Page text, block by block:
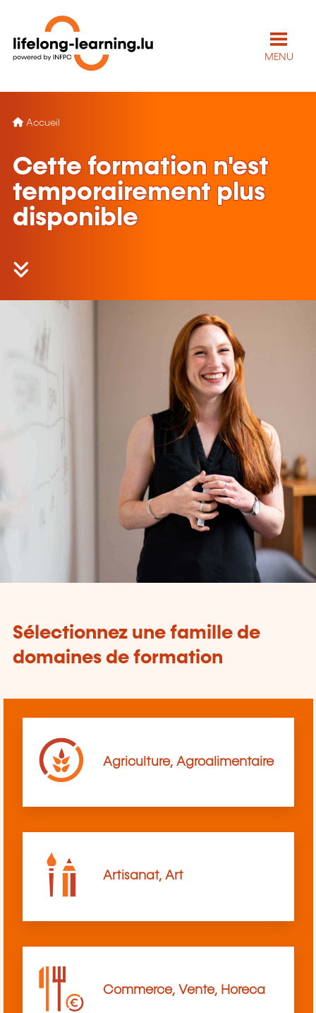
MENU
Accueil
Cette formation n'est
temporairement plus
disponible
Sélectionnez une famille de
domaines de formation
Agriculture, Agroalimentaire
Artisanat, Art
Commerce, Vente, Horeca